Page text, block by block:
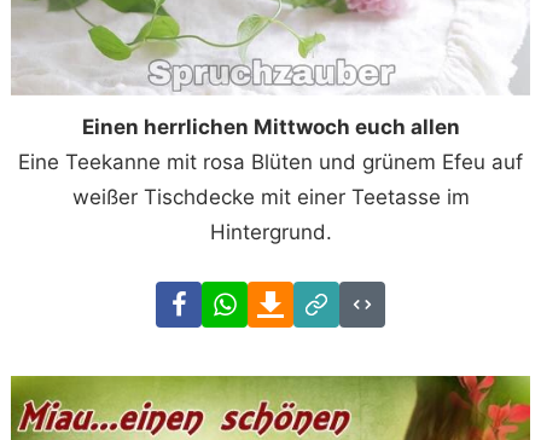
Einen herrlichen Mittwoch euch allen
Eine Teekanne mit rosa Blüten und grünem Efeu auf
weißer Tischdecke mit einer Teetasse im
Hintergrund.
FacebookWhatsAppDownload
Link
Code